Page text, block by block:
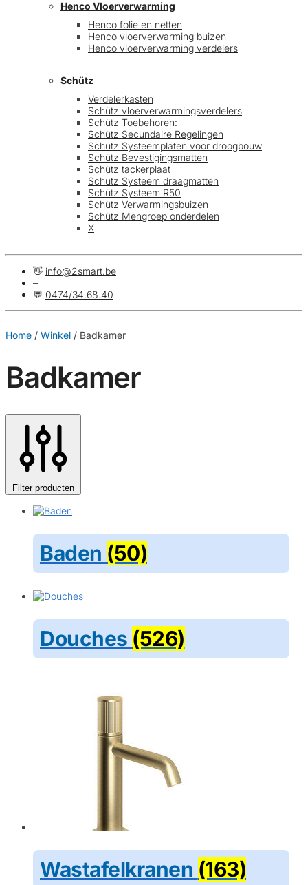
Henco Vloerverwarming
Henco folie en netten
Henco vloerverwarming buizen
Henco vloerverwarming verdelers
Schütz
Verdelerkasten
Schütz vloerverwarmingsverdelers
Schütz Toebehoren:
Schütz Secundaire Regelingen
Schütz Systeemplaten voor droogbouw
Schütz Bevestigingsmatten
Schütz tackerplaat
Schütz Systeem draagmatten
Schütz Systeem R50
Schütz Verwarmingsbuizen
Schütz Mengroep onderdelen
X
👋 info@2smart.be
–
💬 0474/34.68.40
Home / Winkel / Badkamer
Badkamer
Filter producten
Baden (50)
Douches (526)
Wastafelkranen (163)